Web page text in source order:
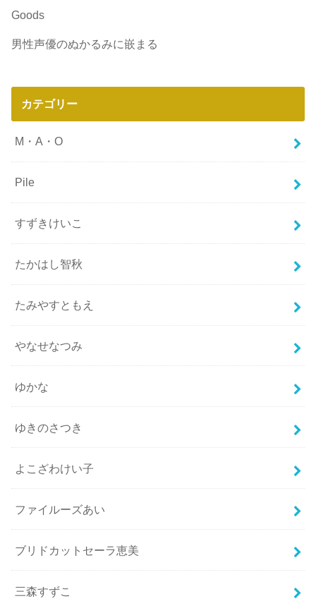
Goods
男性声優のぬかるみに嵌まる
カテゴリー
M・A・O
Pile
すずきけいこ
たかはし智秋
たみやすともえ
やなせなつみ
ゆかな
ゆきのさつき
よこざわけい子
ファイルーズあい
ブリドカットセーラ恵美
三森すずこ